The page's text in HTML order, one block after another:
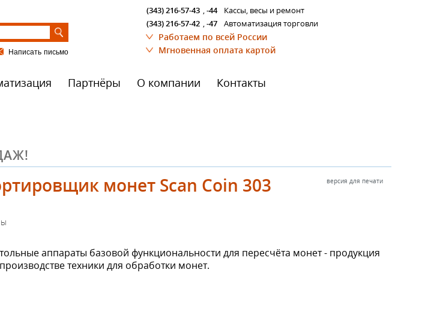
Написать письмо
(343) 216-57-43 ,-44
Кассы, весы и ремонт
(343) 216-57-42 ,-47 Автоматизация торговли
Работаем по всей России
Мгновенная оплата картой
Партнёры О компании Контакты
версия для печати
монет Scan Coin 303
аппараты базовой функциональности для пересчёта монет - продукция
техники для обработки монет.